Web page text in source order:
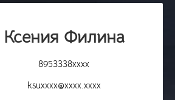
Ксения Филина
8953338xxxx
ksuxxxx@xxxx.xxxx